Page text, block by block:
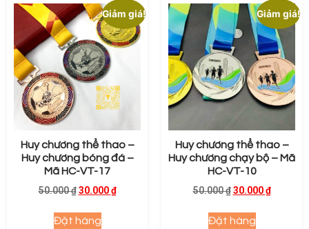
Giảm giá!
Huy chương thể thao –
Huy chương bóng đá –
Mã HC-VT-17
50.000₫ 30.000₫
Đặt hàng
Giảm giá!
Huy chương thể thao –
Huy chương chạy bộ – Mã
HC-VT-10
50.000₫ 30.000₫
Đặt hàng